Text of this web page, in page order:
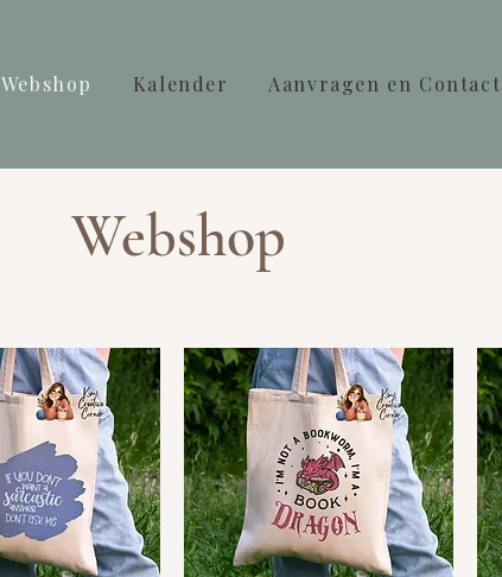
Webshop Kalender Aanvragen en Contact
Webshop